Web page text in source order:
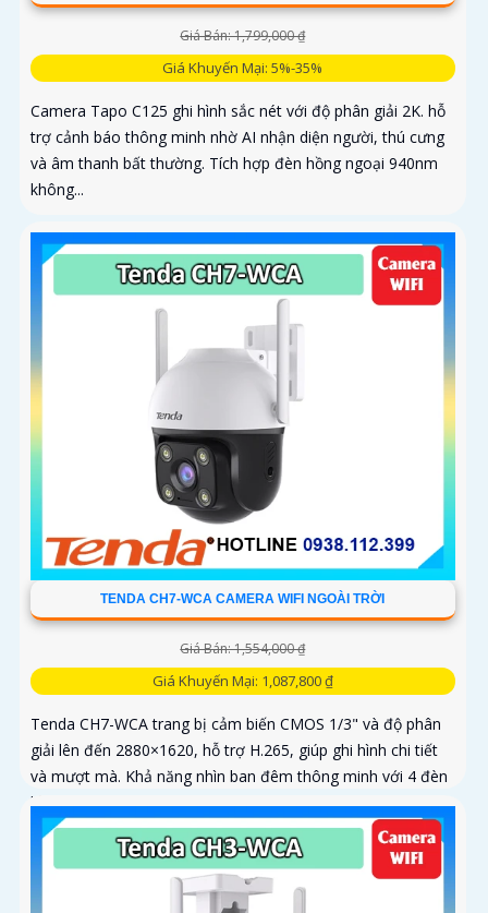
Giá Bán: 1,799,000 ₫
Giá Khuyến Mại: 5%-35%
Camera Tapo C125 ghi hình sắc nét với độ phân giải 2K. hỗ
trợ cảnh báo thông minh nhờ AI nhận diện người, thú cưng
và âm thanh bất thường. Tích hợp đèn hồng ngoại 940nm
không...
TENDA CH7-WCA CAMERA WIFI NGOÀI TRỜI
Giá Bán: 1,554,000 ₫
Giá Khuyến Mại: 1,087,800 ₫
Tenda CH7-WCA trang bị cảm biến CMOS 1/3" và độ phân
giải lên đến 2880×1620, hỗ trợ H.265, giúp ghi hình chi tiết
và mượt mà. Khả năng nhìn ban đêm thông minh với 4 đèn
hồng...